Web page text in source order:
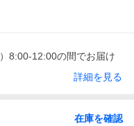
8:00-12:00の間でお届け
詳細を見る
在庫を確認